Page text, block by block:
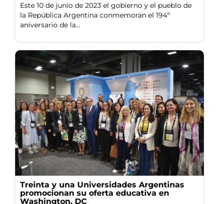
Este 10 de junio de 2023 el gobierno y el pueblo de
la República Argentina conmemoran el 194º
aniversario de la...
Treinta y una Universidades Argentinas
promocionan su oferta educativa en
Washington, DC